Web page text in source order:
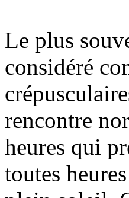
Le plus
considéré
rencontre
heures qui
toutes